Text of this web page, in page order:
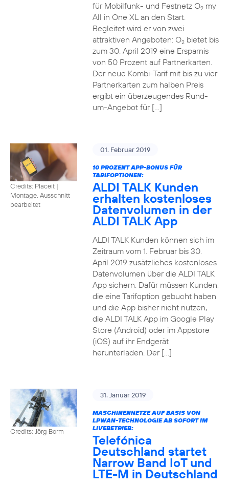
für Mobilfunk- und Festnetz O2my
All in One XL an den Start.
Begleitet wird er von zwei
attraktiven Angeboten: O2bietet bis
zum 30. April 2019 eine Ersparnis
von 50 Prozent auf Partnerkarten.
Der neue Kombi-Tarif mit bis zu vier
Partnerkarten zum halben Preis
ergibt ein überzeugendes Rund-
um-Angebot für […]
Credits: Placeit |
Montage, Ausschnitt
bearbeitet
01. Februar 2019
10 PROZENT APP-BONUS FÜR
TARIFOPTIONEN:
ALDI TALK Kunden
erhalten kostenloses
Datenvolumen in der
ALDI TALK App
ALDI TALK Kunden können sich im
Zeitraum vom 1. Februar bis 30.
April 2019 zusätzliches kostenloses
Datenvolumen über die ALDI TALK
App sichern. Dafür müssen Kunden,
die eine Tarifoption gebucht haben
und die App bisher nicht nutzen,
die ALDI TALK App im Google Play
Store (Android) oder im Appstore
(iOS) auf ihr Endgerät
herunterladen. Der […]
Credits: Jörg Borm
31. Januar 2019
MASCHINENNETZE AUF BASIS VON
LPWAN-TECHNOLOGIE AB SOFORT IM
LIVEBETRIEB:
Telefónica
Deutschland startet
Narrow Band IoT und
LTE-M in Deutschland